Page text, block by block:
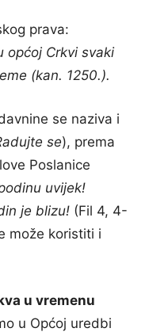
prava:
općoj Crkvi svaki
(kan. 1250.).
se naziva i
se), prema
Poslanice
uvijek!
je blizu! (Fil 4, 4-
može koristiti i
u vremenu
u Općoj uredbi